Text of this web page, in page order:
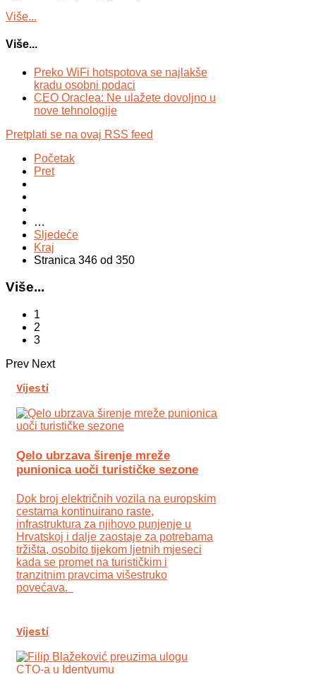
Više...
Više...
Preko WiFi hotspotova se najlakše
kradu osobni podaci
CEO Oraclea: Ne ulažete dovoljno u
nove tehnologije
Pretplati se na ovaj RSS feed
Početak
Pret
…
Sljedeće
Kraj
Stranica 346 od 350
Više...
1
2
3
Prev Next
Vijesti
Qelo ubrzava širenje mreže
punionica uoči turističke sezone
Dok broj električnih vozila na europskim
cestama kontinuirano raste,
infrastruktura za njihovo punjenje u
Hrvatskoj i dalje zaostaje za potrebama
tržišta, osobito tijekom ljetnih mjeseci
kada se promet na turističkim i
tranzitnim pravcima višestruko
povećava.
Vijesti